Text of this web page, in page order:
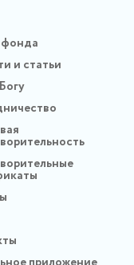
и статьи